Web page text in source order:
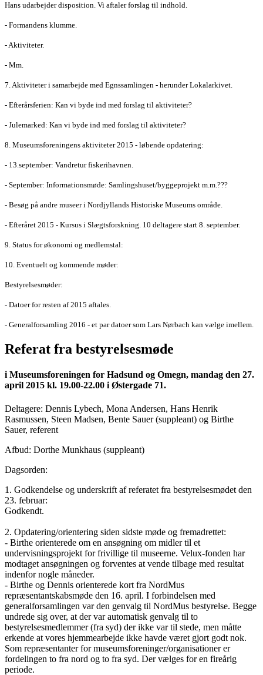
Hans udarbejder disposition. Vi aftaler forslag til indhold.
- Formandens klumme.
- Aktiviteter.
- Mm.
7. Aktiviteter i samarbejde med Egnssamlingen - herunder Lokalarkivet.
- Efterårsferien: Kan vi byde ind med forslag til aktiviteter?
- Julemarked: Kan vi byde ind med forslag til aktiviteter?
8. Museumsforeningens aktiviteter 2015 - løbende opdatering:
- 13.september: Vandretur fiskerihavnen.
- September: Informationsmøde: Samlingshuset/byggeprojekt m.m.???
- Besøg på andre museer i Nordjyllands Historiske Museums område.
- Efteråret 2015 - Kursus i Slægtsforskning. 10 deltagere start 8. september.
9. Status for økonomi og medlemstal:
10. Eventuelt og kommende møder:
Bestyrelsesmøder:
- Datoer for resten af 2015 aftales.
- Generalforsamling 2016 - et par datoer som Lars Nørbach kan vælge imellem.
Referat fra bestyrelsesmøde
i Museumsforeningen for Hadsund og Omegn, mandag den 27.
april 2015 kl. 19.00-22.00 i Østergade 71.
Deltagere: Dennis Lybech, Mona Andersen, Hans Henrik
Rasmussen, Steen Madsen, Bente Sauer (suppleant) og Birthe
Sauer, referent
Afbud: Dorthe Munkhaus (suppleant)
Dagsorden:
1. Godkendelse og underskrift af referatet fra bestyrelsesmødet den
23. februar:
Godkendt.
2. Opdatering/orientering siden sidste møde og fremadrettet:
- Birthe orienterede om en ansøgning om midler til et
undervisningsprojekt for frivillige til museerne. Velux-fonden har
modtaget ansøgningen og forventes at vende tilbage med resultat
indenfor nogle måneder.
- Birthe og Dennis orienterede kort fra NordMus
repræsentantskabsmøde den 16. april. I forbindelsen med
generalforsamlingen var den genvalg til NordMus bestyrelse. Begge
undrede sig over, at der var automatisk genvalg til to
bestyrelsesmedlemmer (fra syd) der ikke var til stede, men måtte
erkende at vores hjemmearbejde ikke havde været gjort godt nok.
Som repræsentanter for museumsforeninger/organisationer er
fordelingen to fra nord og to fra syd. Der vælges for en fireårig
periode.